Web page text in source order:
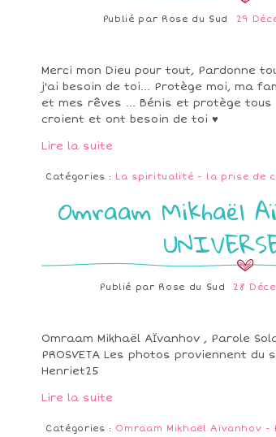
Publié par Rose du Sud 29
Merci mon Dieu pour tout, Pardonne
j'ai besoin de toi... Protège moi, ma
et mes rêves ... Bénis et protège tous
croient et ont besoin de toi ♥
Lire la suite
Catégories : La spiritualité - la prise de
Omraam Mikhaël
Publié par Rose du Sud 28
Omraam Mikhaël AÏvanhov , Parole
PROSVETA Les photos proviennent
Henriet25
Lire la suite
Catégories : Omraam Mikhaël Aïvanhov -